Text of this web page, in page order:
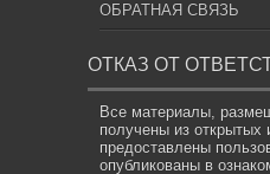
ОБРАТНАЯ СВЯЗЬ
ОТКАЗ ОТ
Все материалы,
получены из открытых
предоставлены
опубликованы в